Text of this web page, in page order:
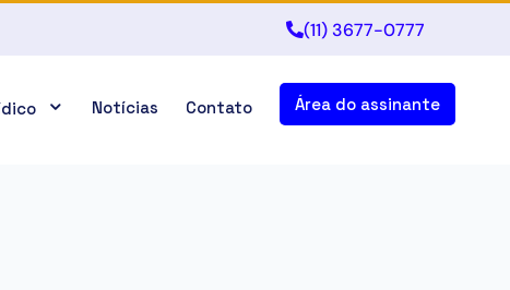
(11) 3677-0777
Notícias Contato Área do assinante